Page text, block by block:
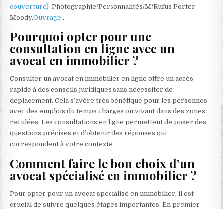
couverture) .Photographie/Personnalités/M/Rufus Porter
Moody,Ouvrage .
Pourquoi opter pour une
consultation en ligne avec un
avocat en immobilier ?
Consulter un avocat en immobilier en ligne offre un accès
rapide à des conseils juridiques sans nécessiter de
déplacement. Cela s’avère très bénéfique pour les personnes
avec des emplois du temps chargés ou vivant dans des zones
reculées. Les consultations en ligne permettent de poser des
questions précises et d’obtenir des réponses qui
correspondent à votre contexte.
Comment faire le bon choix d’un
avocat spécialisé en immobilier ?
Pour opter pour un avocat spécialisé en immobilier, il est
crucial de suivre quelques étapes importantes. En premier